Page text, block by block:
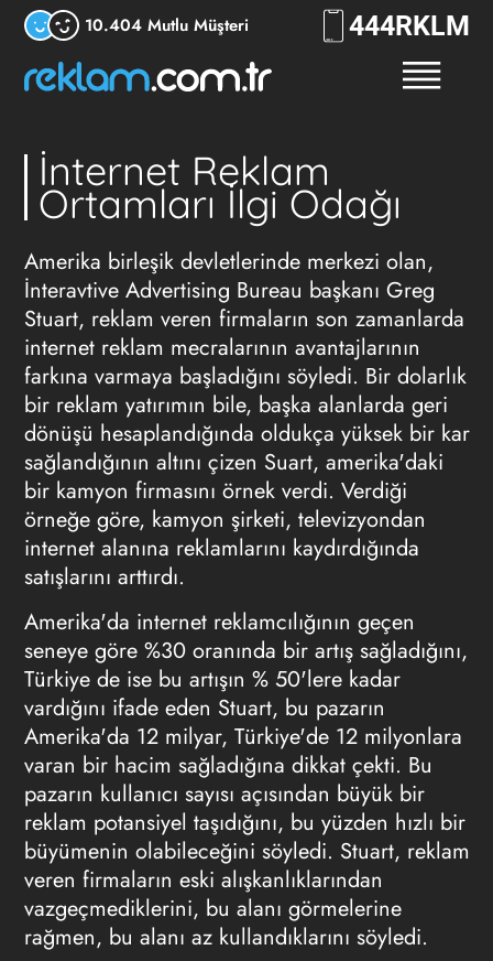
10.404 Mutlu Müşteri 444RKLM
İnternet Reklam
Ortamları İlgi Odağı
Amerika birleşik devletlerinde merkezi olan,
İnteravtive Advertising Bureau başkanı Greg
Stuart, reklam veren firmaların son zamanlarda
internet reklam mecralarının avantajlarının
farkına varmaya başladığını söyledi. Bir dolarlık
bir reklam yatırımın bile, başka alanlarda geri
dönüşü hesaplandığında oldukça yüksek bir kar
sağlandığının altını çizen Suart, amerika'daki
bir kamyon firmasını örnek verdi. Verdiği
örneğe göre, kamyon şirketi, televizyondan
internet alanına reklamlarını kaydırdığında
satışlarını arttırdı.
Amerika'da internet reklamcılığının geçen
seneye göre %30 oranında bir artış sağladığını,
Türkiye de ise bu artışın % 50'lere kadar
vardığını ifade eden Stuart, bu pazarın
Amerika'da 12 milyar, Türkiye'de 12 milyonlara
varan bir hacim sağladığına dikkat çekti. Bu
pazarın kullanıcı sayısı açısından büyük bir
reklam potansiyel taşıdığını, bu yüzden hızlı bir
büyümenin olabileceğini söyledi. Stuart, reklam
veren firmaların eski alışkanlıklarından
vazgeçmediklerini, bu alanı görmelerine
rağmen, bu alanı az kullandıklarını söyledi.